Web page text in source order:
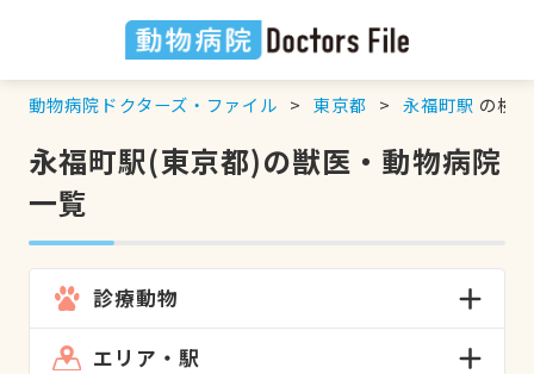
動物病院ドクターズ・ファイル 東京都 永福町駅 の検
永福町駅(東京都)の獣医・動物病院
一覧
診療動物
エリア・駅